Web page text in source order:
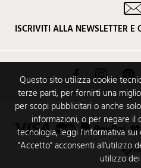
Questo sito utilizza cookie
terze parti, per fornirti una
per scopi pubblicitari o anche
informazioni, o per negare il
tecnologia, leggi l'informativa sui
"Accetto" acconsenti all'utilizzo
utilizzo
ISCRIVITI ALLA NEWSLETTER
FacebookInstagram